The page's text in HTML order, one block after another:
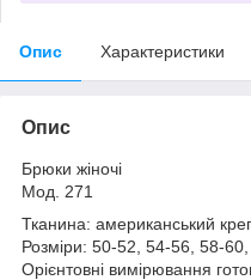
Опис Характеристики
Опис
Брюки жіночі
Мод. 271
Тканина: американський
Розміри: 50-52, 54-56, 58-
Орієнтовні вимірювання